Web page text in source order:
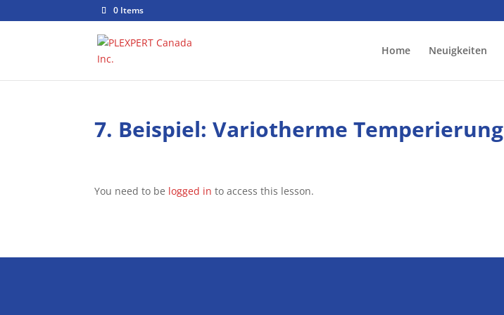
0 Items
Home Neuigkeiten
7. Beispiel: Variotherme Temperierung
You need to be logged in to access this lesson.